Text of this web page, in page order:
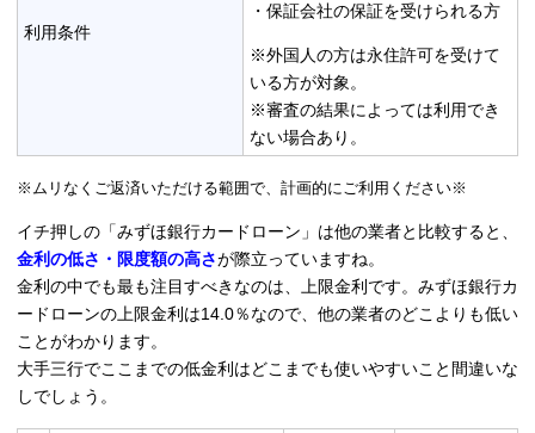
利用条件
・保証会社の保証を受けられる方
※外国人の方は永住許可を受けて
いる方が対象。
※審査の結果によっては利用でき
ない場合あり。
※ムリなくご返済いただける範囲で、計画的にご利用ください※
イチ押しの「みずほ銀行カードローン」は他の業者と比較すると、
金利の低さ・限度額の高さが際立っていますね。
金利の中でも最も注目すべきなのは、上限金利です。みずほ銀行カ
ードローンの上限金利は14.0％なので、他の業者のどこよりも低い
ことがわかります。
大手三行でここまでの低金利はどこまでも使いやすいこと間違いな
しでしょう。